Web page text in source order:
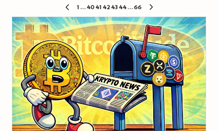
Seitennummerierung
der
Beiträge
VORIGE
SEITE
1 … 40 41 42 43 44…66
SEITE